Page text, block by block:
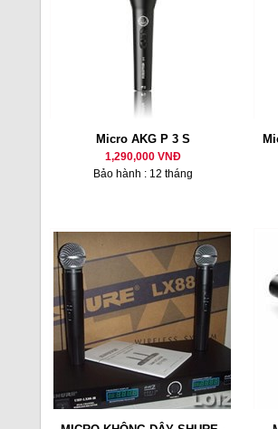
Micro AKG P 3 S
1,290,000 VNĐ
Bảo hành : 12 tháng